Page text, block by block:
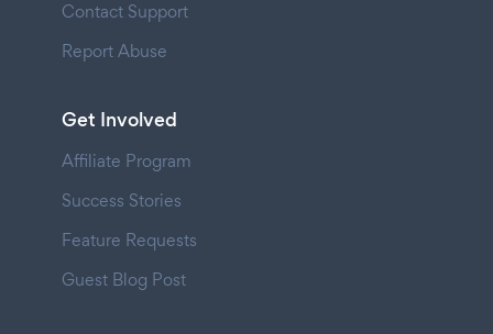
Contact Support
Report Abuse
Get Involved
Affiliate Program
Success Stories
Feature Requests
Guest Blog Post